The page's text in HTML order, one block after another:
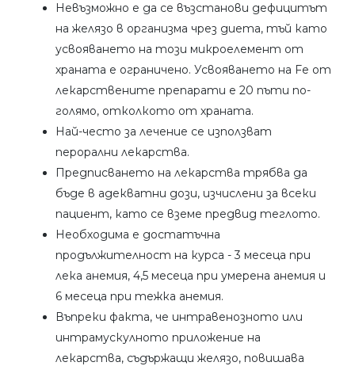
Невъзможно е да се възстанови дефицитът
на желязо в организма чрез диета, тъй като
усвояването на този микроелемент от
храната е ограничено. Усвояването на Fe от
лекарствените препарати е 20 пъти по-
голямо, отколкото от храната.
Най-често за лечение се използват
перорални лекарства.
Предписването на лекарства трябва да
бъде в адекватни дози, изчислени за всеки
пациент, като се вземе предвид теглото.
Необходима е достатъчна
продължителност на курса - 3 месеца при
лека анемия, 4,5 месеца при умерена анемия и
6 месеца при тежка анемия.
Въпреки факта, че интравенозното или
интрамускулното приложение на
лекарства, съдържащи желязо, повишава